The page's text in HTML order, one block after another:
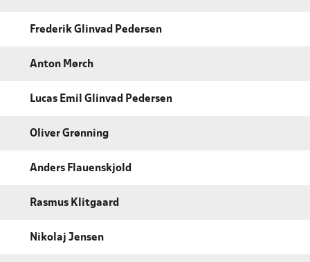
Frederik Glinvad Pedersen
Anton Mørch
Lucas Emil Glinvad Pedersen
Oliver Grønning
Anders Flauenskjold
Rasmus Klitgaard
Nikolaj Jensen